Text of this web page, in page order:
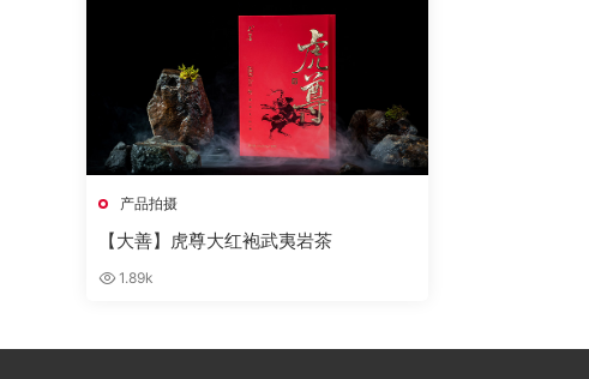
产品拍摄
【大善】虎尊大红袍武夷岩茶
1.89k